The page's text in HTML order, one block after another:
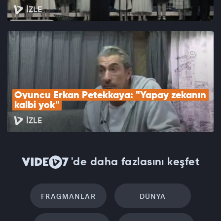
İZLE
Oyuncu Erkan Petekkaya: "Yapay zekanın
kalbi yok"
İZLE
'de daha fazlasını keşfet
FRAGMANLAR DÜNYA